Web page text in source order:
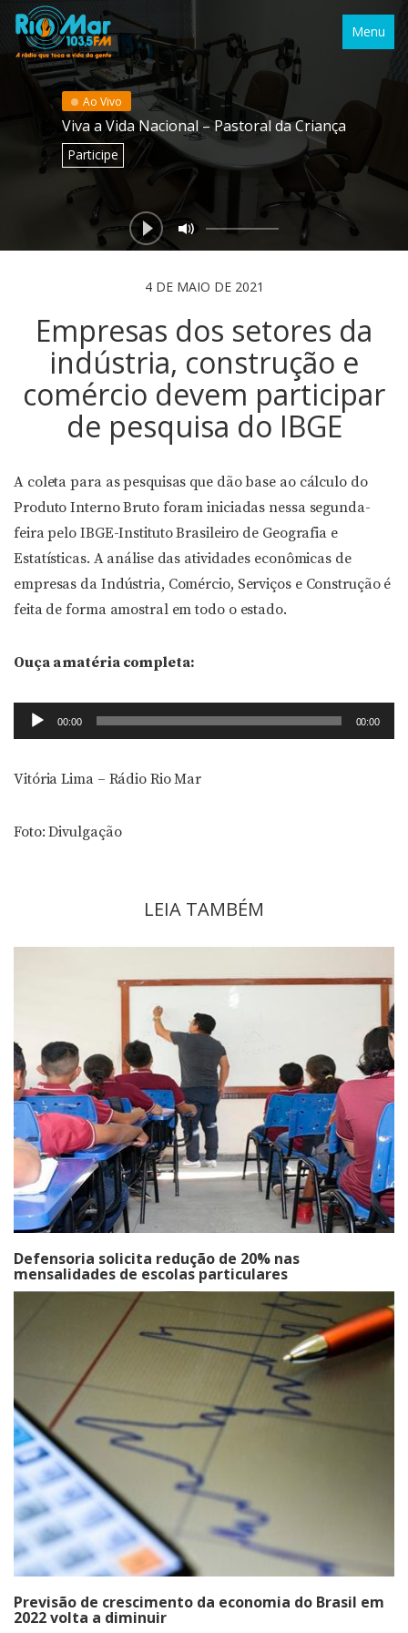
Menu
Ao Vivo
Viva a Vida Nacional – Pastoral da Criança
Participe
4 DE MAIO DE 2021
Empresas dos setores da
indústria, construção e
comércio devem participar
de pesquisa do IBGE
A coleta para as pesquisas que dão base ao cálculo do
Produto Interno Bruto foram iniciadas nessa segunda-
feira pelo IBGE-Instituto Brasileiro de Geografia e
Estatísticas. A análise das atividades econômicas de
empresas da Indústria, Comércio, Serviços e Construção é
feita de forma amostral em todo o estado.
Ouça a matéria completa:
Tocador
de
00:00 00:00
Vitória Lima – Rádio Rio Mar
Foto: Divulgação
LEIA TAMBÉM
Defensoria solicita redução de 20% nas
mensalidades de escolas particulares
Previsão de crescimento da economia do Brasil em
2022 volta a diminuir